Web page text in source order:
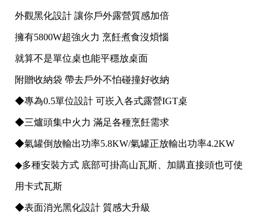
外觀黑化設計 讓你戶外露營質感加倍
擁有5800W超強火力 烹飪煮食沒煩惱
就算不是單位桌也能平穩放桌面
附贈收納袋 帶去戶外不怕碰撞好收納
◆專為0.5單位設計 可崁入各式露營IGT桌
◆三爐頭集中火力 滿足各種烹飪需求
◆氣罐倒放輸出功率5.8KW/氣罐正放輸出功率4.2KW
◆多種安裝方式 底部可掛高山瓦斯、加購直接頭也可使
用卡式瓦斯
◆表面消光黑化設計 質感大升級